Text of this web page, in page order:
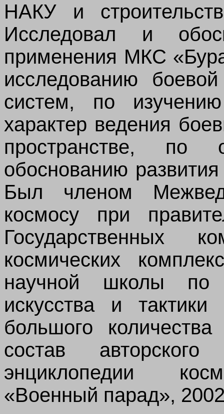
НАКУ и
Исследовал и
применения МКС
исследованию боевой
систем, по
характер ведения
пространстве, по
обоснованию
Был членом
космосу при
Государственных
космических
научной школы по
искусства и
большого
состав
энциклопедии
«Военный парад», 2002